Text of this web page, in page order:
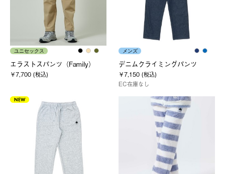
ユニセックス
エラストスパンツ（Family）
￥7,700 (税込)
メンズ
デニムクライミングパンツ
￥7,150 (税込)
EC在庫なし
NEW